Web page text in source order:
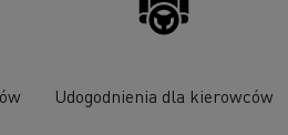
Udogodnienia dla kierowców